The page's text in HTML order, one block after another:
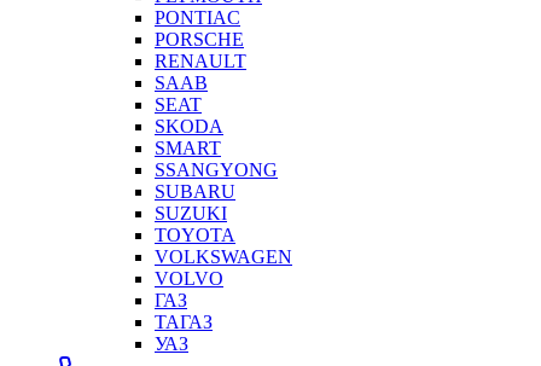
PONTIAC
PORSCHE
RENAULT
SAAB
SEAT
SKODA
SMART
SSANGYONG
SUBARU
SUZUKI
TOYOTA
VOLKSWAGEN
VOLVO
ГАЗ
ТАГАЗ
УАЗ